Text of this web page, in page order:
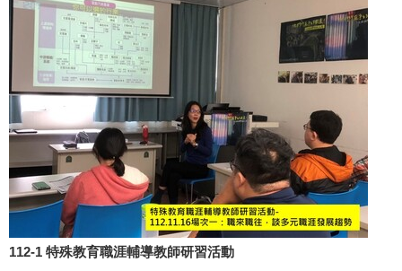
112-1 特殊教育職涯輔導教師研習活動